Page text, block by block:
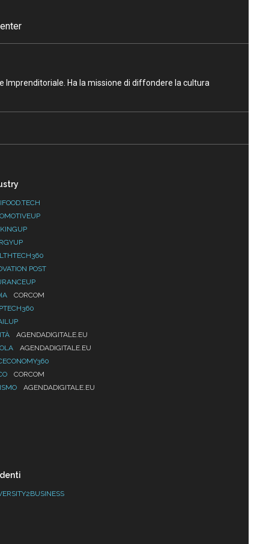
Imprenditoriale. Ha la missione di diffondere la cultura
POST
CORCOM
AGENDADIGITALE.EU
AGENDADIGITALE.EU
CORCOM
AGENDADIGITALE.EU